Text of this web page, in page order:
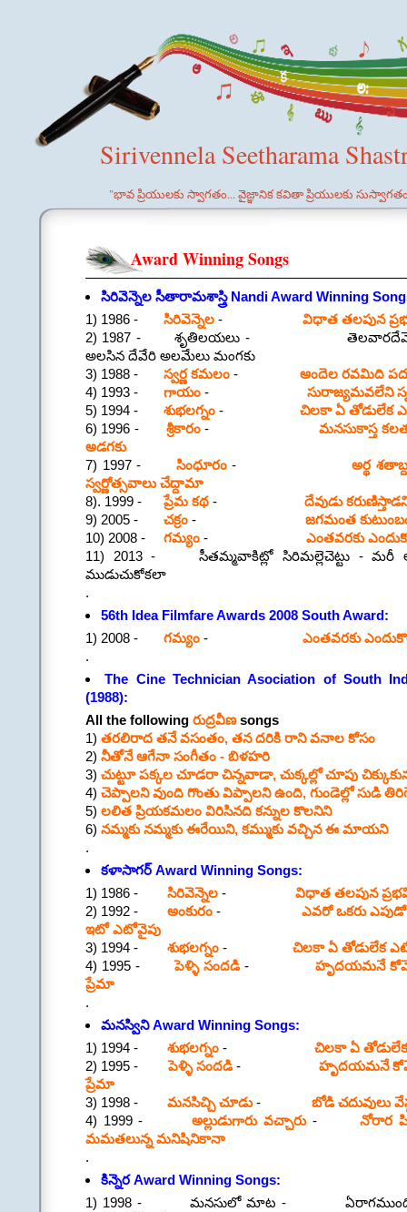
Sirivennela Seetharama
"భావ ప్రియులకు స్వాగతం... వైజ్ఞానిక కవితా ప్రియులకు
Award Winning Songs
సిరివెన్నెల సీతారామశాస్త్రి Nandi Award Winning
1) 1986 - సిరివెన్నెల - విధాత తలపున
2) 1987 - శృతిలయలు - తెలవారదేమో
అలసిన దేవేరి అలమేలు మంగకు
3) 1988 - స్వర్ణ కమలం - అందెల రవమిది
4) 1993 - గాయం -
సురాజ్యమవలేని
5) 1994 - శుభలగ్నం - చిలకా ఏ తోడులేక
6) 1996 - శ్రీకారం-మనసుకాస్త
అడగకు
7) 1997 - సింధూరం-అర్థ
స్వర్ణోత్సవాలు చేద్దామా
8). 1999 -ప్రేమ కథ - దేవుడు
9) 2005 - చక్రం - జగమంత
10) 2008 - గమ్యం - ఎంతవరకు
11) 2013 - సీతమ్మవాకిట్లో సిరిమల్లెచెట్టు -
ముడుచుకోకలా
.
56th Idea Filmfare Awards 2008 South Award:
1) 2008 - గమ్యం - ఎంతవరకు
.
The Cine Technician Asociation of South
(1988):
All the following రుద్రవీణsongs
1) తరలిరాద తనే వసంతం, తన దరికి రాని వనాల కోసం
2) నీతోనే ఆగేనా సంగీతం - బిళహరి
3) చుట్టూ పక్కల చూడరా చిన్నవాడా, చుక్కల్లో చూపు
4) చెప్పాలని వుంది గొంతు విప్పాలని ఉంది, గుండెల్లో సుడి
5) లలిత ప్రియకమలం విరిసినది కన్నుల కొలనిని
6) నమ్మకు నమ్మకు ఈరేయిని, కమ్ముకు వచ్చిన ఈ మాయని
.
కళాసాగర్ Award Winning Songs:
1) 1986 - సిరివెన్నెల - విధాత తలపున
2) 1992 -అంకురం - ఎవరో ఒకరు
ఇటో ఎటోవైపు
3) 1994 - శుభలగ్నం - చిలకా ఏ తోడులేక
4) 1995 -పెళ్ళి సందడి- హృదయమనే
ప్రేమా
.
మనస్విని Award Winning Songs:
1) 1994 - శుభలగ్నం - చిలకా ఏ
2) 1995 -పెళ్ళి సందడి- హృదయమనే
ప్రేమా
3) 1998 - మనసిచ్చి చూడు- బోడి చదువులు
4) 1999 -అల్లుడుగారు వచ్చారు - నోరార
మమతలున్న మనిషినికానా
.
కిన్నెర Award Winning Songs:
1) 1998 - మనసులో మాట - ఏరాగముంది